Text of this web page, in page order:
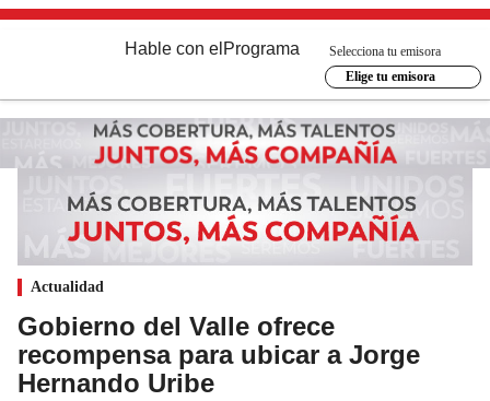
Hable con el Programa
Selecciona tu emisora
Elige tu emisora
Actualidad
Gobierno del Valle ofrece
recompensa para ubicar a Jorge
Hernando Uribe